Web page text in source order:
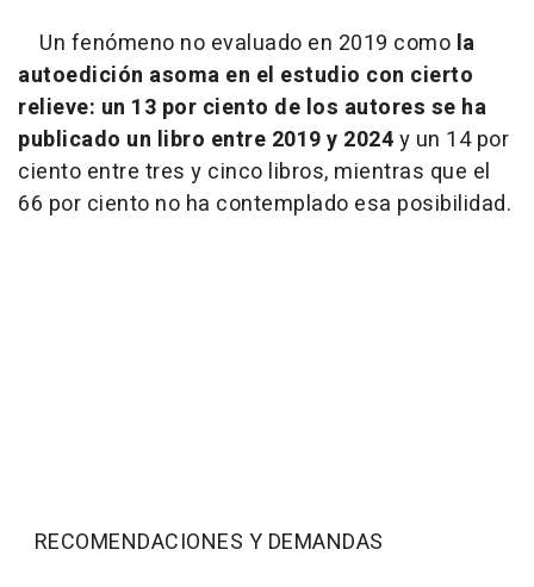
Un fenómeno no evaluado en 2019 como la
autoedición asoma en el estudio con cierto
relieve: un 13 por ciento de los autores se ha
publicado un libro entre 2019 y 2024y un 14 por
ciento entre tres y cinco libros, mientras que el
66 por ciento no ha contemplado esa posibilidad.
RECOMENDACIONES Y DEMANDAS